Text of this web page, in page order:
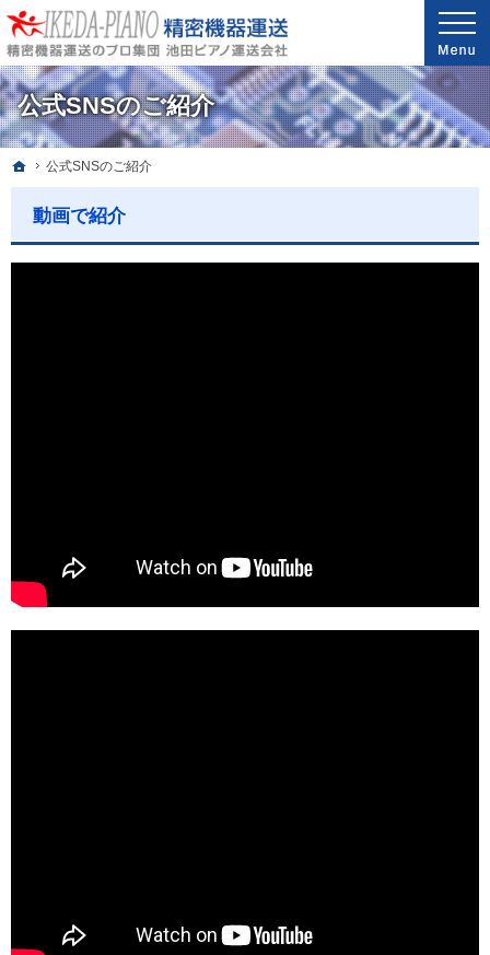
公式SNSのご紹介
安心と信頼の実績。精密機器・医療機器の運送・配送なら当社へ。
精密機器・医療機器の運送・配送なら世界最高レベルの配送技能を誇る池田ピアノ運送
ホーム
公式SNSのご紹介
動画で紹介